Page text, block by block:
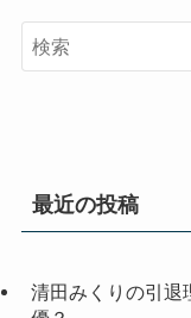
最近の投稿
清田みくりの引退